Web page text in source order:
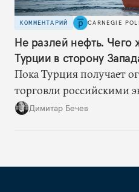
КОММЕНТАРИЙ CARNEGIE
Не разлей нефть. Чего
Турции в сторону
Пока Турция получает
торговли российскими
частичный разворот на
Димитар Бечев